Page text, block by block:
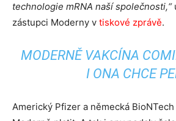
technologie mRNA naší společnosti,“
zástupci Moderny v tiskové zprávě.
MODERNĚ VAKCÍNA
I ONA CHCE
Americký Pfizer a německá